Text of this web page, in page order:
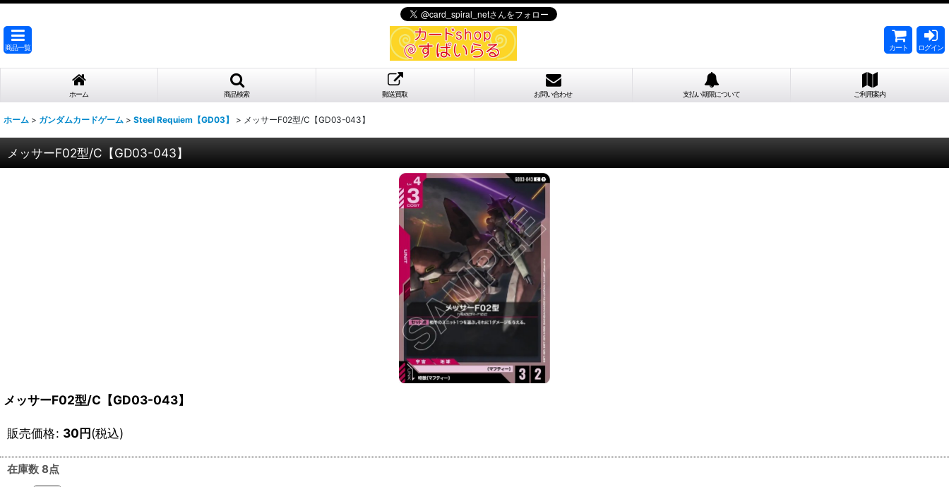
商品一覧 カート ログイン
ホーム 商品検索 郵送買取 お問い合わせ 支払い期限について ご利用案内
ホーム > ガンダムカードゲーム > Steel Requiem【GD03】 > メッサーF02型/C【GD03-043】
メッサーF02型/C【GD03-043】
メッサーF02型/C【GD03-043】
販売価格: 30円(税込)
在庫数 8点